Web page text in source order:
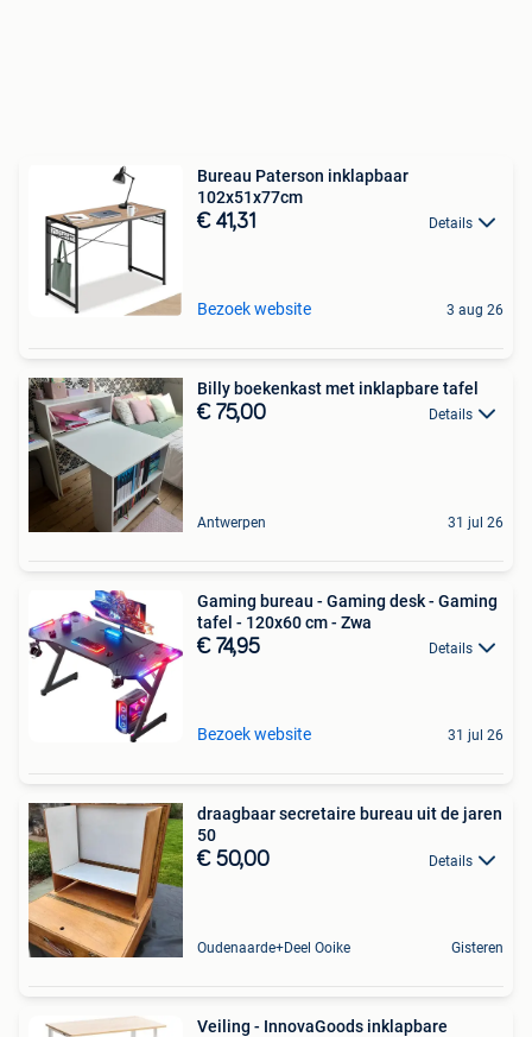
Bureau Paterson inklapbaar
102x51x77cm
€ 41,31 Details
Bezoek website 3 aug 26
Billy boekenkast met inklapbare tafel
€ 75,00 Details
Antwerpen 31 jul 26
Gaming bureau - Gaming desk - Gaming
tafel - 120x60 cm - Zwa
€ 74,95 Details
Bezoek website 31 jul 26
draagbaar secretaire bureau uit de jaren
50
€ 50,00 Details
Oudenaarde+Deel Ooike Gisteren
Veiling - InnovaGoods inklapbare